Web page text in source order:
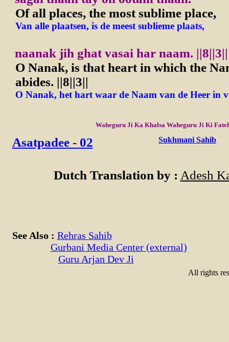
Of all places, the most sublime place,
Van alle plaatsen, is de meest sublieme plaats,
naanak jih ghat vasai har naam. ||8||3||
O Nanak, is that heart in which the
abides. ||8||3||
O Nanak, het hart waar de Naam van de Heer
Waheguru Ji Ka Khalsa Waheguru Ji Ki
Asatpadee - 02 Sukhmani Sahib
Dutch Translation by : Adesh
See Also : Rehras Sahib
Gurbani Media Center (external)
Guru Arjan Dev Ji
All rights